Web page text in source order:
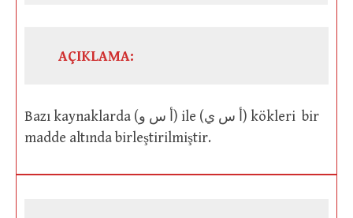
AÇIKLAMA:
Bazı kaynaklarda (أ س و) ile (أ س ي) kökleri bir
madde altında birleştirilmiştir.